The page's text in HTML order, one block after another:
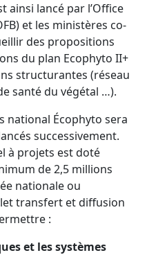
ainsi lancé par l’Office
et les ministères co-
des propositions
du plan Ecophyto II+
structurantes (réseau
santé du végétal …).
national Écophyto sera
successivement.
à projets est doté
de 2,5 millions
nationale ou
transfert et diffusion
:
et les systèmes